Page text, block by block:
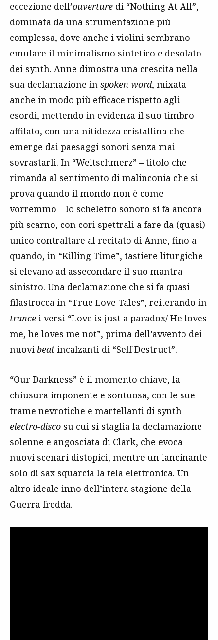
eccezione dell’ouverture di “Nothing At All”,
dominata da una strumentazione più
complessa, dove anche i violini sembrano
emulare il minimalismo sintetico e desolato
dei synth. Anne dimostra una crescita nella
sua declamazione in spoken word, mixata
anche in modo più efficace rispetto agli
esordi, mettendo in evidenza il suo timbro
affilato, con una nitidezza cristallina che
emerge dai paesaggi sonori senza mai
sovrastarli. In “Weltschmerz” – titolo che
rimanda al sentimento di malinconia che si
prova quando il mondo non è come
vorremmo – lo scheletro sonoro si fa ancora
più scarno, con cori spettrali a fare da (quasi)
unico contraltare al recitato di Anne, fino a
quando, in “Killing Time”, tastiere liturgiche
si elevano ad assecondare il suo mantra
sinistro. Una declamazione che si fa quasi
filastrocca in “True Love Tales”, reiterando in
trance i versi “Love is just a paradox/ He loves
me, he loves me not”, prima dell’avvento dei
nuovi beat incalzanti di “Self Destruct”.
“Our Darkness” è il momento chiave, la
chiusura imponente e sontuosa, con le sue
trame nevrotiche e martellanti di synth
electro-disco su cui si staglia la declamazione
solenne e angosciata di Clark, che evoca
nuovi scenari distopici, mentre un lancinante
solo di sax squarcia la tela elettronica. Un
altro ideale inno dell’intera stagione della
Guerra fredda.